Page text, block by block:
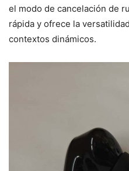
el modo de cancelación de
rápida y ofrece la
contextos dinámicos.